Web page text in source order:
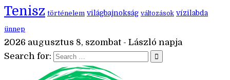
Tenisz történelem világbajnokság változások vízilabda
ünnep
2026 augusztus 8, szombat - László napja
Search for: